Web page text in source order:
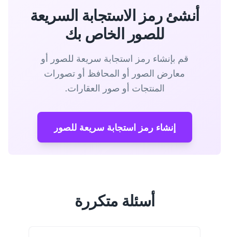
أنشئ رمز الاستجابة السريعة
للصور الخاص بك
قم بإنشاء رمز استجابة سريعة للصور أو
معارض الصور أو المحافظ أو تصورات
المنتجات أو صور العقارات.
إنشاء رمز استجابة سريعة للصور
أسئلة متكررة